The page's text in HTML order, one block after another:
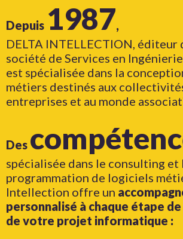
Depuis 1987,
DELTA INTELLECTION,
société de Services en
est spécialisée dans la
métiers destinés aux
entreprises et au monde
Des
spécialisée dans le consulting et
programmation de logiciels
Intellection offre un
personnalisé à chaque étape
de votre projet informatique :